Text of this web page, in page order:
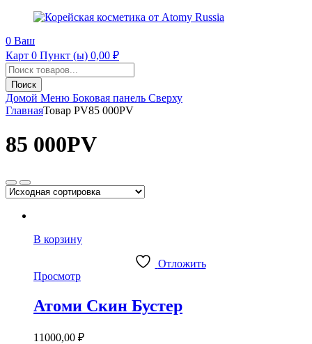
0 Ваш
Карт 0 Пункт (ы) 0,00 ₽
Поиск
продуктов
Поиск
Домой Меню Боковая панель Сверху
ГлавнаяТовар PV85 000PV
85 000PV
В корзину
Отложить
Просмотр
Атоми Скин Бустер
11000,00 ₽